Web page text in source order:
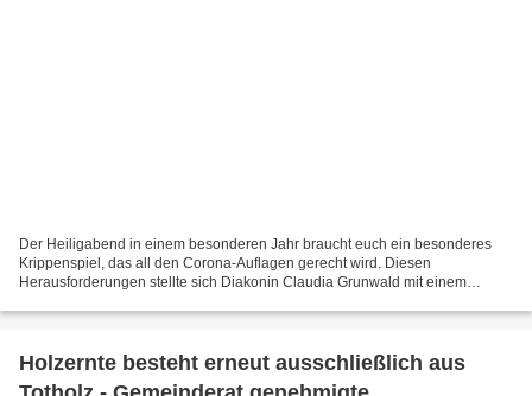
Der Heiligabend in einem besonderen Jahr braucht euch ein besonderes
Krippenspiel, das all den Corona-Auflagen gerecht wird. Diesen
Herausforderungen stellte sich Diakonin Claudia Grunwald mit einem
Holzernte besteht erneut ausschließlich aus